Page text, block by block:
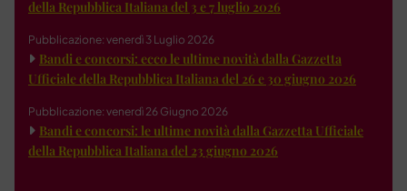
della Repubblica Italiana del 3 e 7 luglio 2026
Pubblicazione: venerdì 3 Luglio 2026
Bandi e concorsi: ecco le ultime novità dalla Gazzetta
Ufficiale della Repubblica Italiana del 26 e 30 giugno 2026
Pubblicazione: venerdì 26 Giugno 2026
Bandi e concorsi: le ultime novità dalla Gazzetta Ufficiale
della Repubblica Italiana del 23 giugno 2026